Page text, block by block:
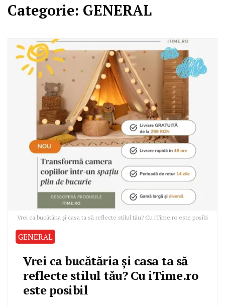
Categorie: GENERAL
Vrei ca bucătăria și casa ta să reflecte stilul tău? Cu iTime.ro este posibi
GENERAL
Vrei ca bucătăria și casa ta să
reflecte stilul tău? Cu iTime.ro
este posibil